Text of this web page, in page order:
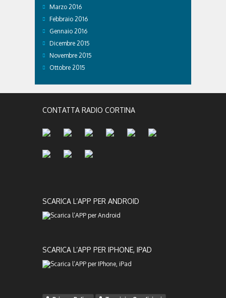
Marzo 2016
Febbraio 2016
Gennaio 2016
Dicembre 2015
Novembre 2015
Ottobre 2015
CONTATTA RADIO CORTINA
SCARICA L’APP PER ANDROID
SCARICA L’APP PER IPHONE, IPAD